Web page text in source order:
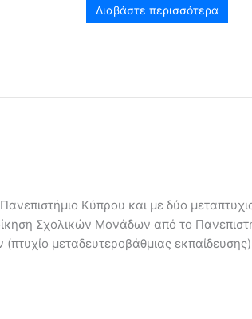
Διαβάστε περισσότερα
Κύπρου και με δύο
Σχολικών Μονάδων από το
μεταδευτεροβάθμιας